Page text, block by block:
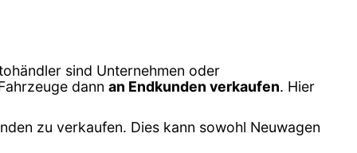
sind Unternehmen oder
dann an Endkunden verkaufen. Hier
zu verkaufen. Dies kann sowohl Neuwagen